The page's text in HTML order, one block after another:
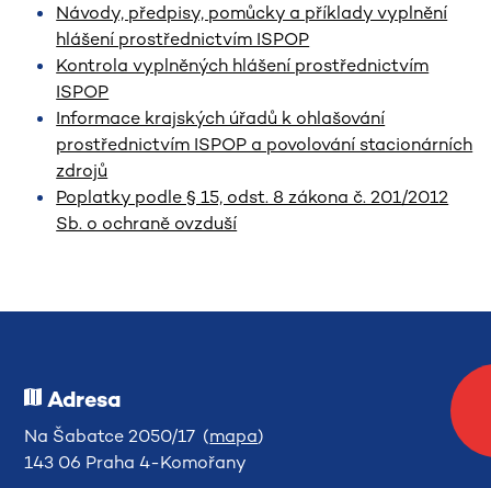
Návody, předpisy, pomůcky a příklady vyplnění
hlášení prostřednictvím ISPOP
Kontrola vyplněných hlášení prostřednictvím
ISPOP
Informace krajských úřadů k ohlašování
prostřednictvím ISPOP a povolování stacionárních
zdrojů
Poplatky podle § 15, odst. 8 zákona č. 201/2012
Sb. o ochraně ovzduší
Adresa
Na Šabatce 2050/17 (mapa)
143 06 Praha 4-Komořany